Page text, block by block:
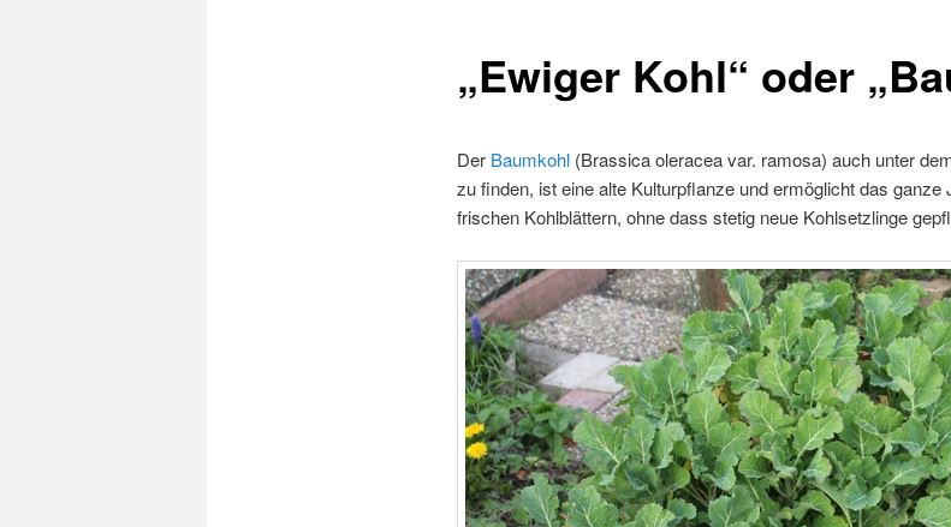
„Ewiger Kohl“ oder
Der Baumkohl(Brassica oleracea var. ramosa) auch unter
zu finden, ist eine alte Kulturpflanze und ermöglicht das ganze
frischen Kohlblättern, ohne dass stetig neue Kohlsetzlinge